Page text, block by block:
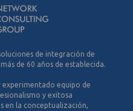
de integración de
de 60 años de establecida.
experimentado equipo de
y exitosa
en la conceptualización,